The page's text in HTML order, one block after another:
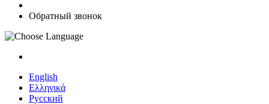
Обратный звонок
English
Ελληνικά
Русский